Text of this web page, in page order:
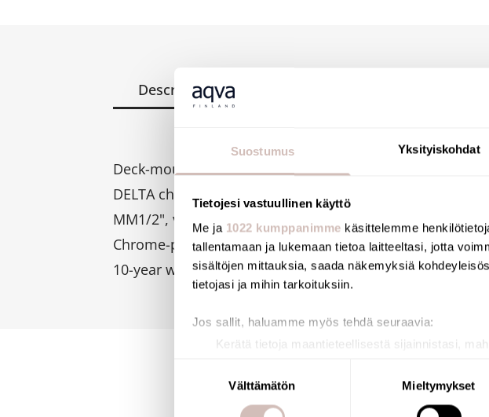
Suostumus Yksityiskohdat
Tietojesi vastuullinen käyttö
Me ja 1022 kumppanimme käsittelemme
tallentamaan ja lukemaan tietoa laitteeltasi, jotta
sisältöjen mittauksia, saada näkemyksiä
tietojasi ja mihin tarkoituksiin.
Jos sallit, haluamme myös tehdä seuraavia:
Kerätä tietoja maantieteellisestä sijainnistasi,
Lue lisää siitä, miten henkilötietojasi käsitellään ja
suostumustasi tai peruuttaa sen milloin vain
Välttämätön Mieltymykset
Description
Deck-mounted tap with valve head.
DELTA chrome-plated control knob.
MM1/2", vertical inlet, horizontal outlet.
Chrome-plated brass body.
10-year warranty.